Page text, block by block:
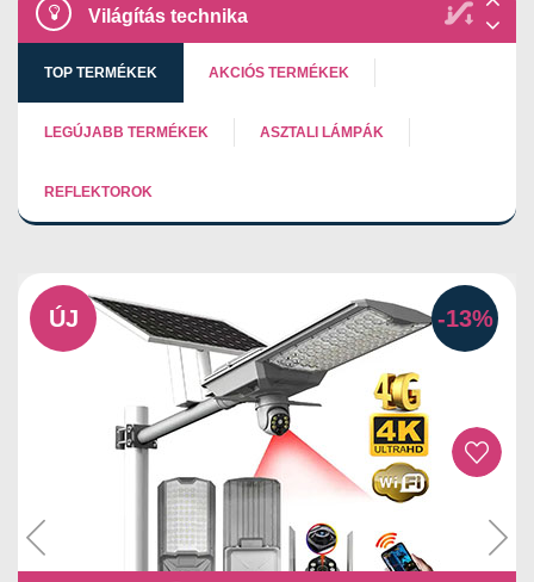
Világítás technika
TOP TERMÉKEK AKCIÓS TERMÉKEK
LEGÚJABB TERMÉKEK ASZTALI LÁMPÁK
REFLEKTOROK
-13%
ÚJ